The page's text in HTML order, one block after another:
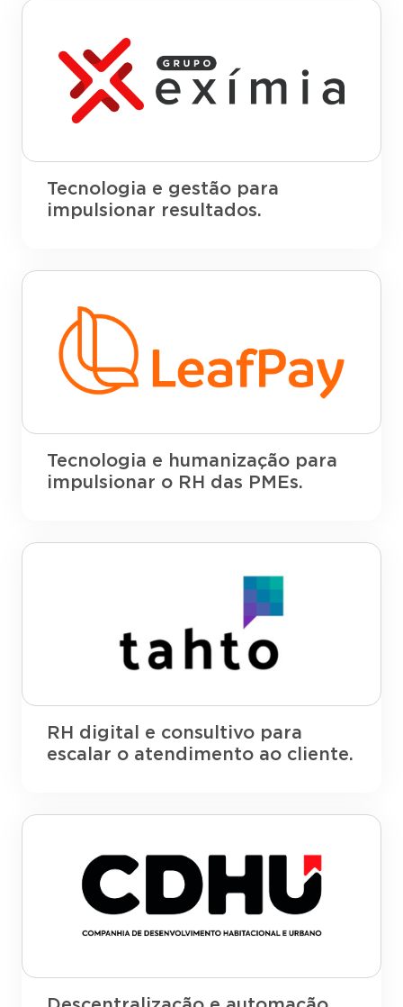
Tecnologia e gestão para
impulsionar resultados.
Tecnologia e humanização para
impulsionar o RH das PMEs.
RH digital e consultivo para
escalar o atendimento ao cliente.